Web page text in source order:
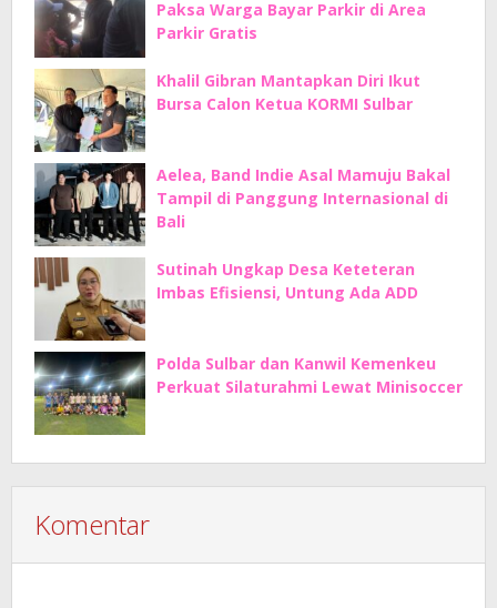
Paksa Warga Bayar Parkir di Area
Parkir Gratis
Khalil Gibran Mantapkan Diri Ikut
Bursa Calon Ketua KORMI Sulbar
Aelea, Band Indie Asal Mamuju Bakal
Tampil di Panggung Internasional di
Bali
Sutinah Ungkap Desa Keteteran
Imbas Efisiensi, Untung Ada ADD
Polda Sulbar dan Kanwil Kemenkeu
Perkuat Silaturahmi Lewat Minisoccer
Komentar